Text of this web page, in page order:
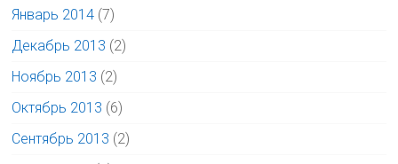
Январь 2014 (7)
Декабрь 2013 (2)
Ноябрь 2013 (2)
Октябрь 2013 (6)
Сентябрь 2013 (2)